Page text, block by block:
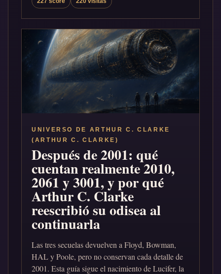
UNIVERSO DE ARTHUR C. CLARKE
(ARTHUR C. CLARKE)
Después de 2001: qué
cuentan realmente 2010,
2061 y 3001, y por qué
Arthur C. Clarke
reescribió su odisea al
continuarla
Las tres secuelas devuelven a Floyd, Bowman,
HAL y Poole, pero no conservan cada detalle de
2001. Esta guía sigue el nacimiento de Lucifer, la